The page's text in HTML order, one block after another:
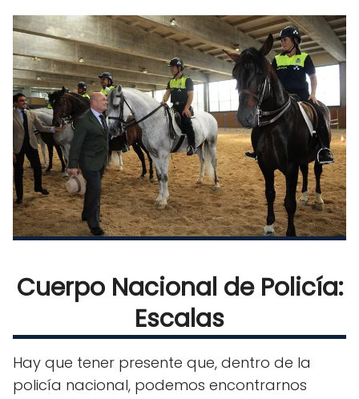
Cuerpo Nacional de Policía:
Escalas
Hay que tener presente que, dentro de la
policía nacional, podemos encontrarnos